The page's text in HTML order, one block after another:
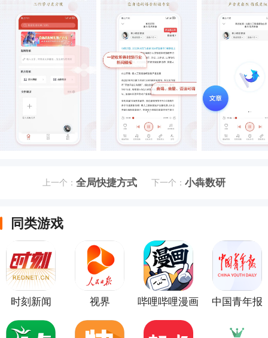
上一个：全局快捷方式 下一个： 小犇数研
同类游戏
时刻新闻 视界 哔哩哔哩漫画 中国青年报